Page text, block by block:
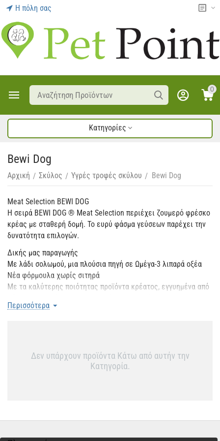
Η πόλη σας
0
Κατηγορίες
Bewi Dog
Αρχική / Σκύλος / Υγρές τροφές σκύλου / Bewi Dog
Meat Selection BEWI DOG
Η σειρά BEWI DOG ® Meat Selection περιέχει ζουμερό φρέσκο
κρέας με σταθερή δομή. Το ευρύ φάσμα γεύσεων παρέχει την
δυνατότητα επιλογών.
Δικής μας παραγωγής
Με λάδι σολωμού, μια πλούσια πηγή σε Ωμέγα-3 λιπαρά οξέα
Νέα φόρμουλα χωρίς σιτηρά
Με τα καλύτερης ποιότητας προϊόντα κρέατος, εγγυημένα από
Χωρίς συντηρητικά, τεχνητές χρωστικές ή αρωματικές ουσίες
Περισσότερα
Δεν υπάρχουν προϊόντα Κάτω από αυτήν την
Κατηγορία.